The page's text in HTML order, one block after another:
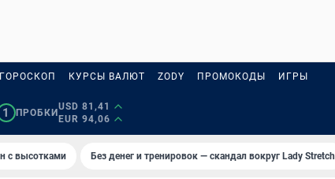
ГОРОСКОП КУРСЫ ВАЛЮТ ZODY ПРОМОКОДЫ ИГРЫ
1 ПРОБКИ
USD 81,41
EUR 94,06
с высотками Без денег и тренировок — скандал вокруг Lady Stretch